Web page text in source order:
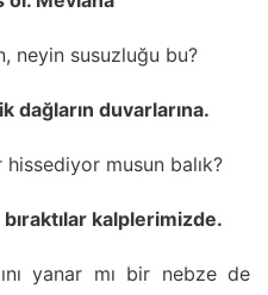
neyin susuzluğu bu?
dağların duvarlarına.
hissediyor musun balık?
kalplerimizde.
yanar mı bir nebze de